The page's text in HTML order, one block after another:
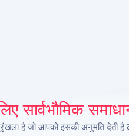
सार्वभौमिक
है जो आपको इसकी अनुमति देती है